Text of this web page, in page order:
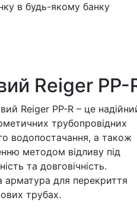
в будь-якому банку
Reiger PP-
Reiger PP-R – це
трубопровідних
водопостачання, а також
методом відливу під
та довговічність.
арматура для перекриття
трубах.